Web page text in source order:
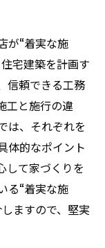
が“着実な施
宅建築を計画す
信頼できる工務
工と施行の違
は、それぞれを
体的なポイント
して家づくりを
る“着実な施
ますので、堅実